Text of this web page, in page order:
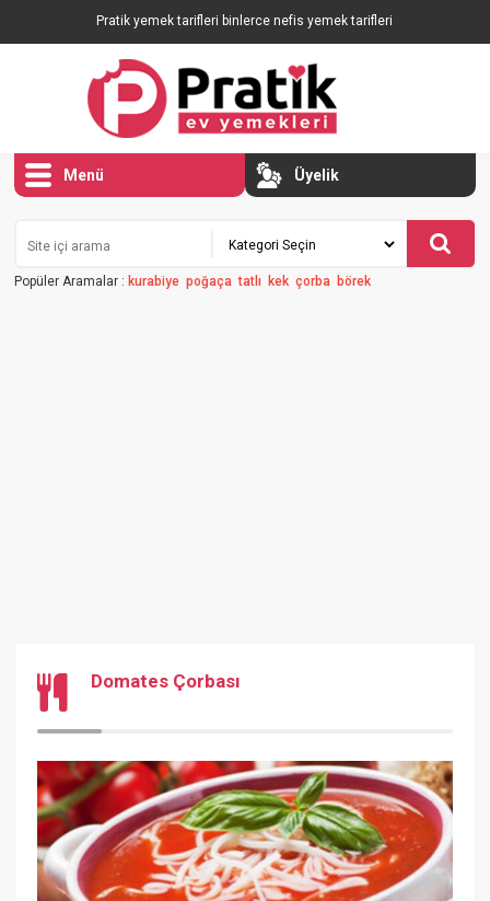
Pratik yemek tarifleri binlerce nefis yemek tarifleri
Menü Üyelik
Popüler Aramalar : kurabiye poğaça tatlı kek çorba börek
Domates Çorbası